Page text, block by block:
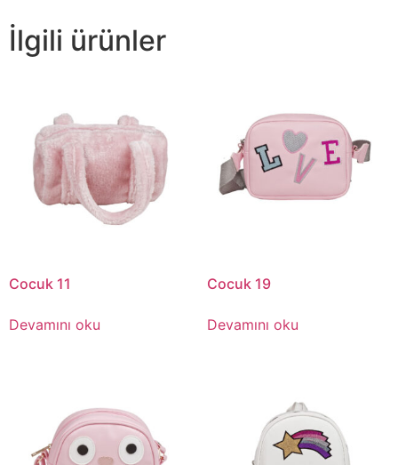
İlgili ürünler
Cocuk 11
Devamını oku
Cocuk 19
Devamını oku